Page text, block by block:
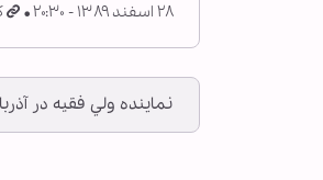
۲۸ اسفند ۱۳۸۹ - ۲۰:۳۰
نماينده ولي فقيه در